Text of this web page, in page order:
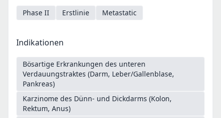
Phase II Erstlinie Metastatic
Indikationen
Bösartige Erkrankungen des unteren
Verdauungstraktes (Darm, Leber/Gallenblase,
Pankreas)
Karzinome des Dünn- und Dickdarms (Kolon,
Rektum, Anus)